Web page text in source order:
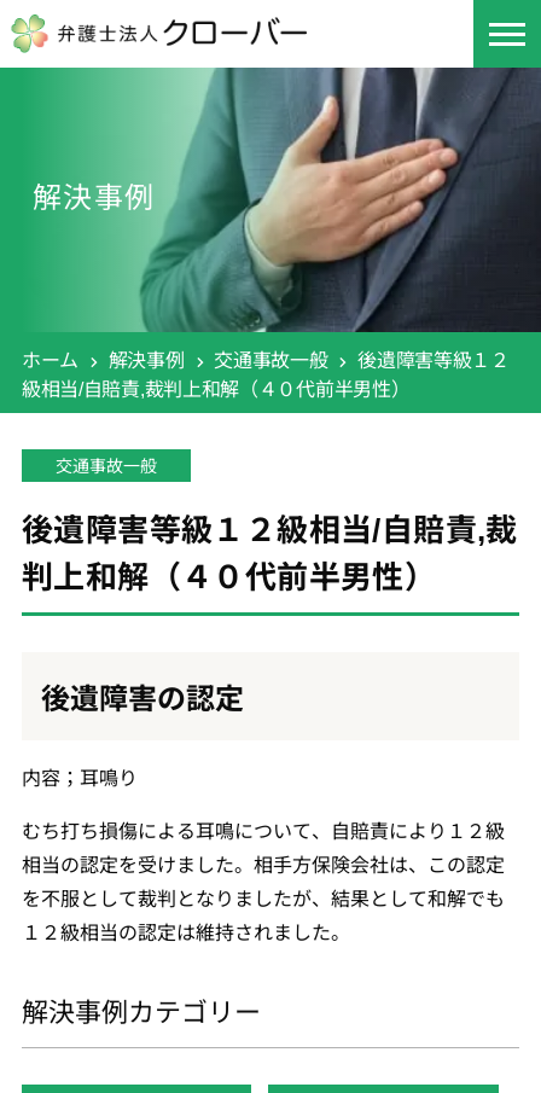
解決事例
ホーム 解決事例 交通事故一般
後遺障害等級１２
級相当/自賠責,裁判上和解（４０代前半男性）
交通事故一般
後遺障害等級１２級相当/自賠責,裁
判上和解（４０代前半男性）
後遺障害の認定
内容；耳鳴り
むち打ち損傷による耳鳴について、自賠責により１２級
相当の認定を受けました。相手方保険会社は、この認定
を不服として裁判となりましたが、結果として和解でも
１２級相当の認定は維持されました。
解決事例カテゴリー